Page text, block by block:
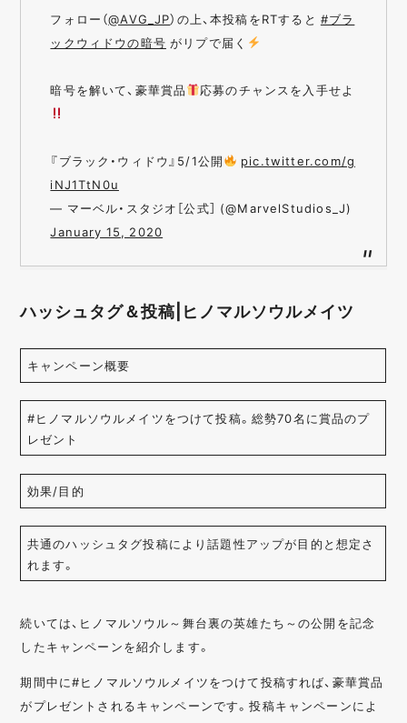
フォロー（@AVG_JP）の上、本投稿をRTすると #ブラ
ックウィドウの暗号 がリプで届く
暗号を解いて、豪華賞品 応募のチャンスを入手せよ
『ブラック・ウィドウ』5/1公開
pic.twitter.com/g
iNJ1TtN0u
— マーベル・スタジオ［公式］ (@MarvelStudios_J)
January 15, 2020
ハッシュタグ＆投稿|ヒノマルソウルメイツ
キャンペーン概要
#ヒノマルソウルメイツをつけて投稿。総勢70名に賞品のプ
レゼント
効果/目的
共通のハッシュタグ投稿により話題性アップが目的と想定さ
れます。
続いては、ヒノマルソウル～舞台裏の英雄たち～の公開を記念
したキャンペーンを紹介します。
期間中に#ヒノマルソウルメイツをつけて投稿すれば、豪華賞品
がプレゼントされるキャンペーンです。投稿キャンペーンによ